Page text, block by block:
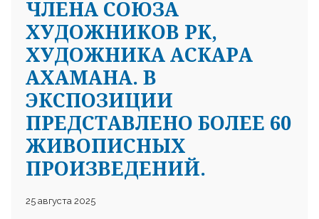
ЧЛЕНА СОЮЗА
ХУДОЖНИКОВ РК,
ХУДОЖНИКА АСКАРА
АХАМАНА. В
ЭКСПОЗИЦИИ
ПРЕДСТАВЛЕНО БОЛЕЕ 60
ЖИВОПИСНЫХ
ПРОИЗВЕДЕНИЙ.
25 августа 2025